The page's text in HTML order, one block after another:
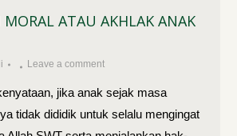
MORAL ATAU AKHLAK ANAK
Leave a comment
jika anak sejak masa
tidak dididik untuk selalu mengingat